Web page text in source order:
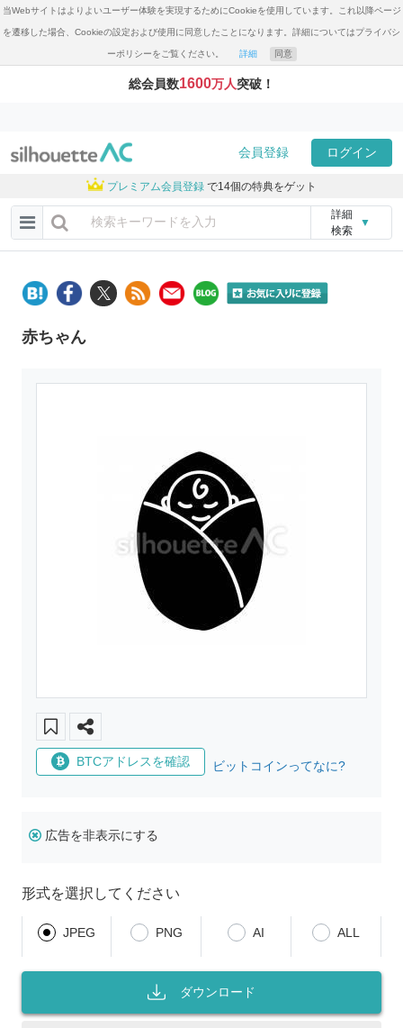
当Webサイトはよりよいユーザー体験を実現するためにCookieを使用しています。これ以降ページ
を遷移した場合、Cookieの設定および使用に同意したことになります。詳細についてはプライバシ
ーポリシーをご覧ください。 詳細 同意
総会員数1600万人突破！
会員登録 ログイン
プレミアム会員登録 で14個の特典をゲット
詳細
検索
▼
赤ちゃん
BTCアドレスを確認 ビットコインってなに?
広告を非表示にする
形式を選択してください
JPEG PNG AI ALL
ダウンロード